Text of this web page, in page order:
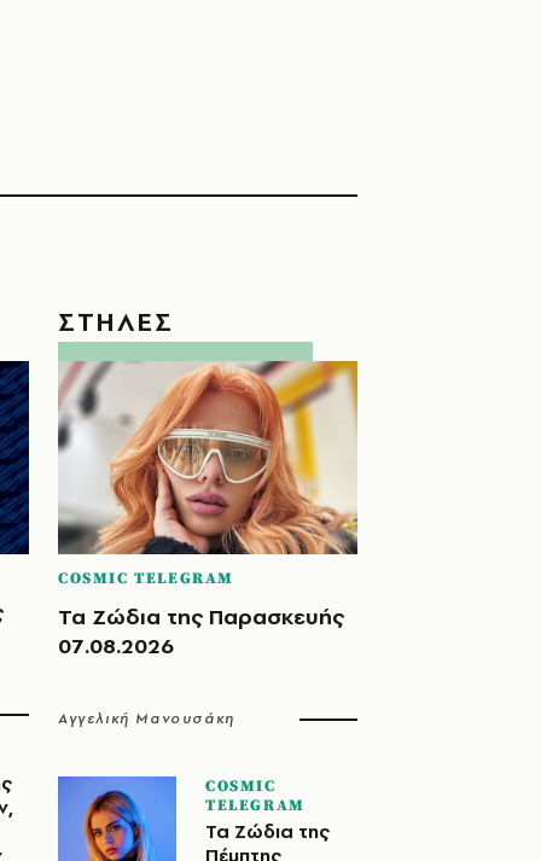
ΣΤΗΛΕΣ
COSMIC TELEGRAM
Τα Ζώδια της Παρασκευής
07.08.2026
Αγγελική Μανουσάκη
COSMIC
TELEGRAM
Τα Ζώδια της
Πέμπτης